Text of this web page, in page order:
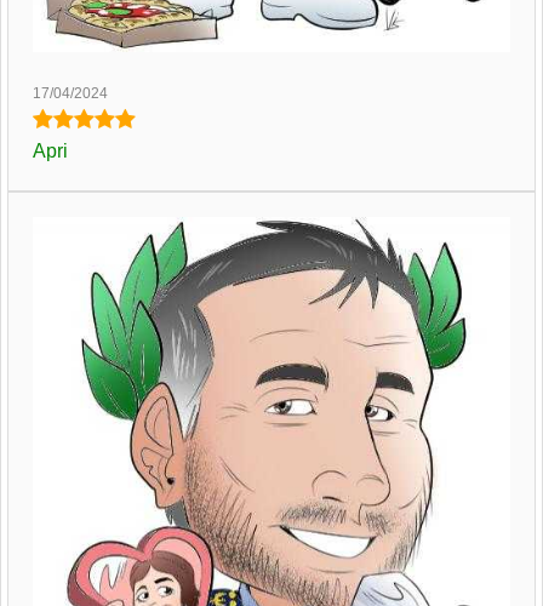
17/04/2024
Apri